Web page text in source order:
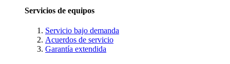
Servicios de equipos
Servicio bajo demanda
Acuerdos de servicio
Garantía extendida